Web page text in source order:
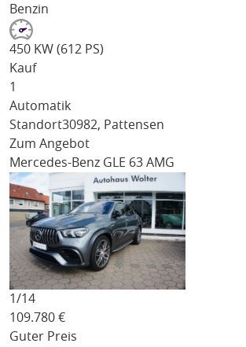
Benzin
450 KW (612 PS)
Kauf
1
Automatik
Standort30982, Pattensen
Zum Angebot
Mercedes-Benz GLE 63 AMG
1/14
109.780 €
Guter Preis